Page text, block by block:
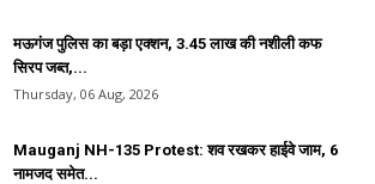
मऊगंज पुलिस का बड़ा एक्शन, 3.45 लाख की नशीली कफ
सिरप जब्त,...
Thursday, 06 Aug, 2026
Mauganj NH-135 Protest: शव रखकर हाईवे जाम, 6
नामजद समेत...